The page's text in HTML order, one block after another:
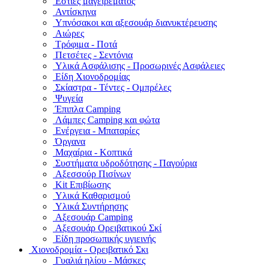
Αντίσκηνα
Υπνόσακοι και αξεσουάρ διανυκτέρευσης
Αιώρες
Τρόφιμα - Ποτά
Πετσέτες - Σεντόνια
Υλικά Ασφάλισης - Προσωρινές Ασφάλειες
Είδη Χιονοδρομίας
Σκίαστρα - Τέντες - Ομπρέλες
Ψυγεία
Έπιπλα Camping
Λάμπες Camping και φώτα
Ενέργεια - Μπαταρίες
Όργανα
Μαχαίρια - Κοπτικά
Συστήματα υδροδότησης - Παγούρια
Αξεσσούρ Πισίνων
Kit Επιβίωσης
Υλικά Καθαρισμού
Υλικά Συντήρησης
Αξεσουάρ Camping
Αξεσουάρ Ορειβατικού Σκί
Είδη προσωπικής υγιεινής
Χιονοδρομία - Ορειβατικό Σκι
Γυαλιά ηλίου - Μάσκες